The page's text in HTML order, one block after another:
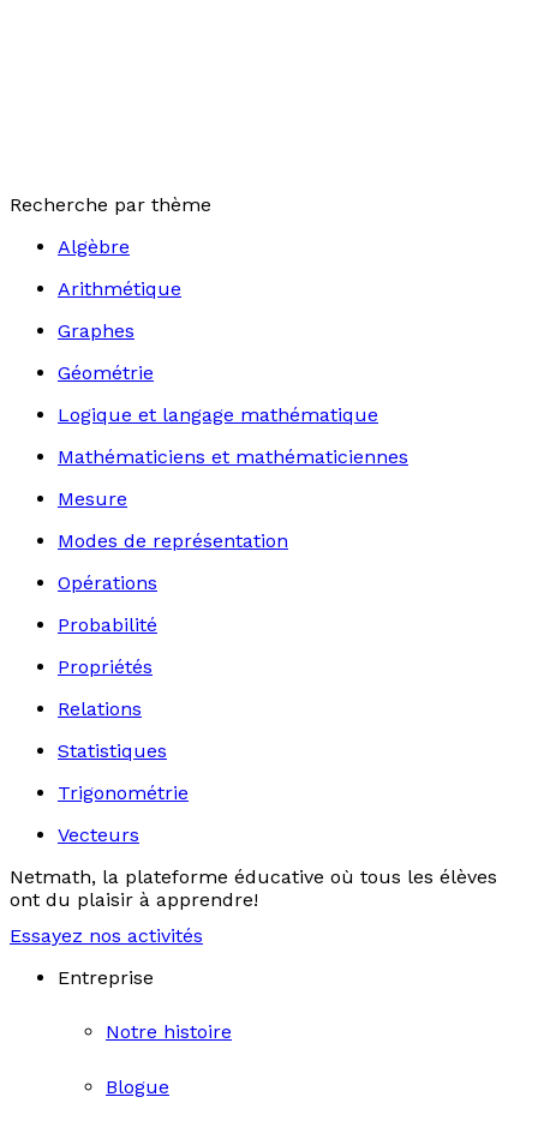
Recherche par thème
Algèbre
Arithmétique
Graphes
Géométrie
Logique et langage mathématique
Mathématiciens et mathématiciennes
Mesure
Modes de représentation
Opérations
Probabilité
Propriétés
Relations
Statistiques
Trigonométrie
Vecteurs
Netmath, la plateforme éducative où tous les élèves
ont du plaisir à apprendre!
Essayez nos activités
Entreprise
Notre histoire
Blogue